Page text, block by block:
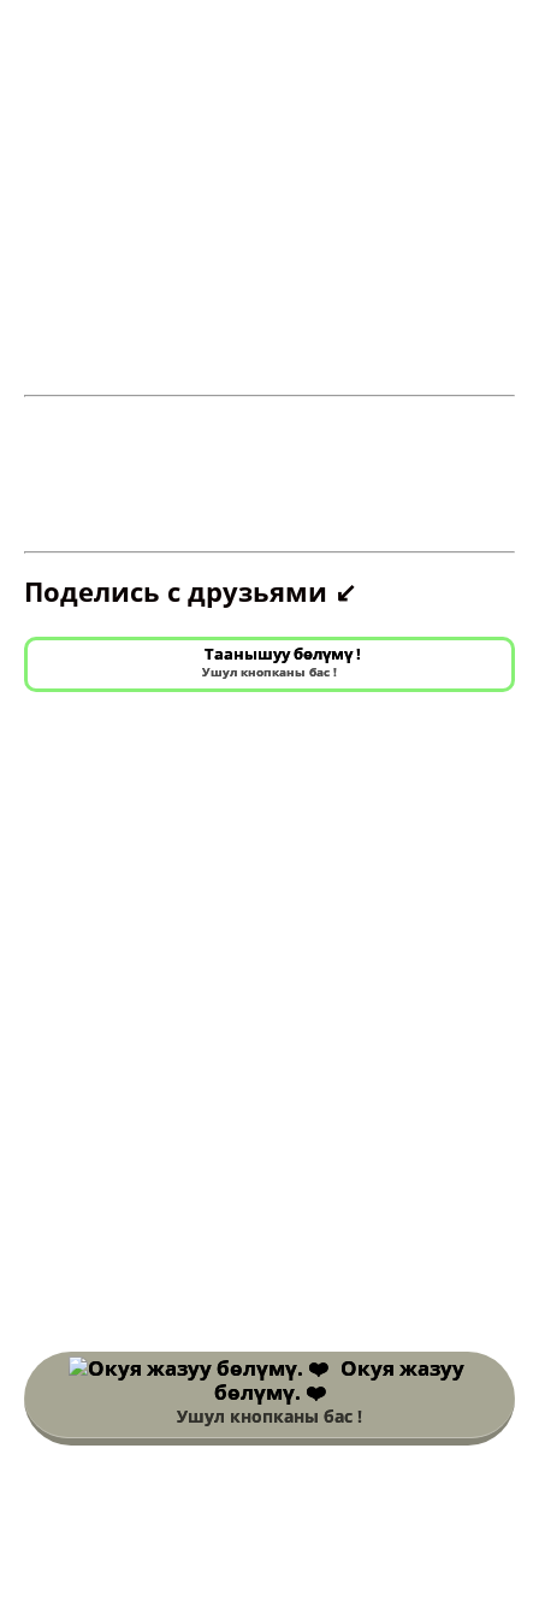
Поделись с друзьями ↙️
Таанышуу бөлүмү !
Ушул кнопканы бас !
Окуя жазуу
бөлүмү. ❤️
Ушул кнопканы бас !